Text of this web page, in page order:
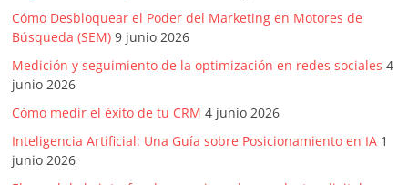
Cómo Desbloquear el Poder del Marketing en Motores de
Búsqueda (SEM) 9 junio 2026
Medición y seguimiento de la optimización en redes sociales 4
junio 2026
Cómo medir el éxito de tu CRM 4 junio 2026
Inteligencia Artificial: Una Guía sobre Posicionamiento en IA 1
junio 2026